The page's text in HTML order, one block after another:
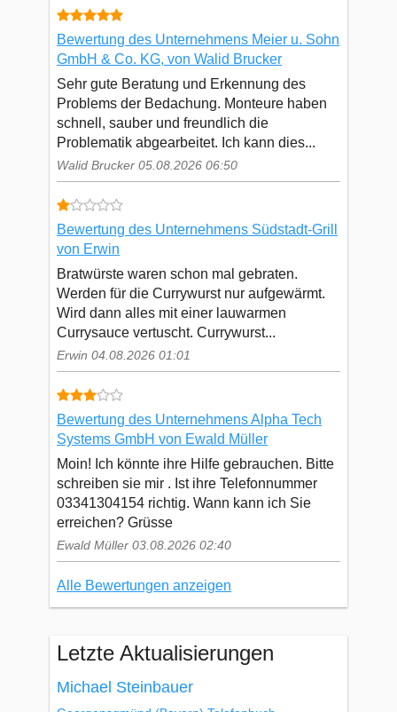
Bewertung des Unternehmens Meier u. Sohn
GmbH & Co. KG, von Walid Brucker
Sehr gute Beratung und Erkennung des
Problems der Bedachung. Monteure haben
schnell, sauber und freundlich die
Problematik abgearbeitet. Ich kann dies...
Walid Brucker 05.08.2026 06:50
Bewertung des Unternehmens Südstadt-Grill
von Erwin
Bratwürste waren schon mal gebraten.
Werden für die Currywurst nur aufgewärmt.
Wird dann alles mit einer lauwarmen
Currysauce vertuscht. Currywurst...
Erwin 04.08.2026 01:01
Bewertung des Unternehmens Alpha Tech
Systems GmbH von Ewald Müller
Moin! Ich könnte ihre Hilfe gebrauchen. Bitte
schreiben sie mir . Ist ihre Telefonnummer
03341304154 richtig. Wann kann ich Sie
erreichen? Grüsse
Ewald Müller 03.08.2026 02:40
Alle Bewertungen anzeigen
Letzte Aktualisierungen
Michael Steinbauer